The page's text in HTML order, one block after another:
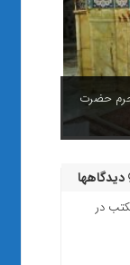
حرم حضرت
دیدگاهها
در